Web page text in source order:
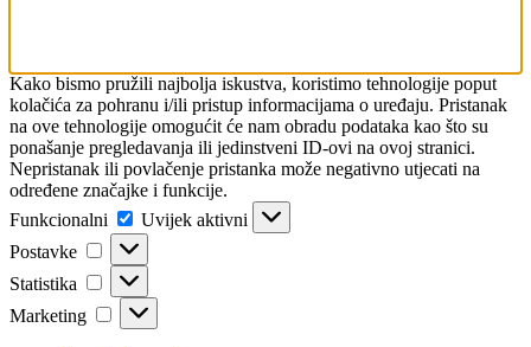
Kako bismo pružili najbolja iskustva, koristimo tehnologije poput
kolačića za pohranu i/ili pristup informacijama o uređaju. Pristanak
na ove tehnologije omogućit će nam obradu podataka kao što su
ponašanje pregledavanja ili jedinstveni ID-ovi na ovoj stranici.
Nepristanak ili povlačenje pristanka može negativno utjecati na
određene značajke i funkcije.
Funkcionalni
Funkcionalni
Uvijek aktivni
Postavke
Postavke
Statistika Statistika
Marketing Marketing